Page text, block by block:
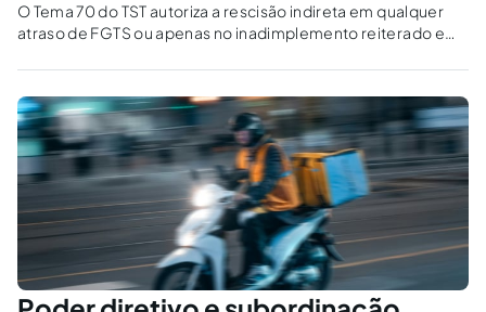
O Tema 70 do TST autoriza a rescisão indireta em qualquer
atraso de FGTS ou apenas no inadimplemento reiterado e
material e admitem distinguishing diante de mora episódica.